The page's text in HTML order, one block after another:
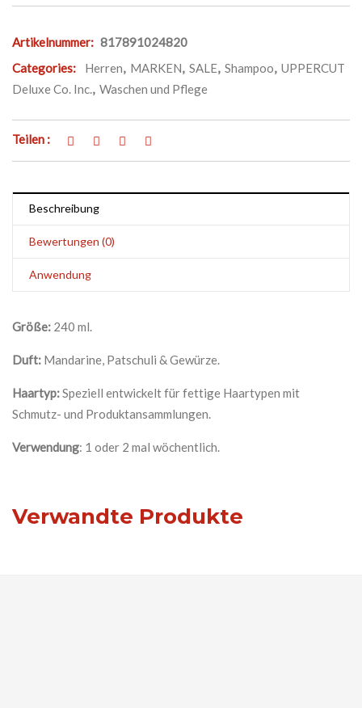
Artikelnummer: 817891024820
Categories:
Herren, MARKEN, SALE, Shampoo, UPPERCUT
Deluxe Co. Inc., Waschen und Pflege
Teilen :
Beschreibung
Bewertungen (0)
Anwendung
Größe: 240 ml.
Duft: Mandarine, Patschuli & Gewürze.
Haartyp:Speziell entwickelt für fettige Haartypen mit
Schmutz- und Produktansammlungen.
Verwendung: 1 oder 2 mal wöchentlich.
Verwandte Produkte